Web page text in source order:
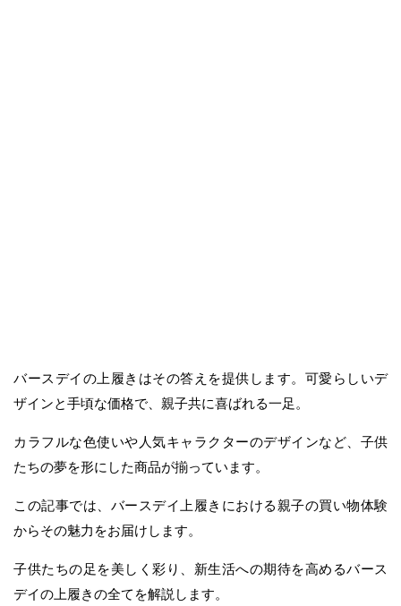
バースデイの上履きはその答えを提供します。可愛らしいデ
ザインと手頃な価格で、親子共に喜ばれる一足。
カラフルな色使いや人気キャラクターのデザインなど、子供
たちの夢を形にした商品が揃っています。
この記事では、バースデイ上履きにおける親子の買い物体験
からその魅力をお届けします。
子供たちの足を美しく彩り、新生活への期待を高めるバース
デイの上履きの全てを解説します。